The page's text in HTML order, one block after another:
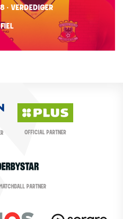
· VERDEDIGER
OFFICIAL PARTNER
PARTNER